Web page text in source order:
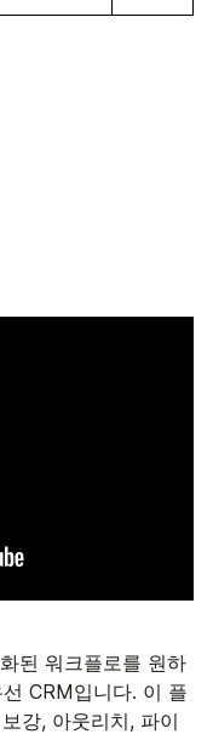
된 워크플로를 원하
CRM입니다. 이 플
강, 아웃리치, 파이